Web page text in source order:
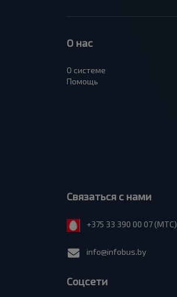
О нас
О системе
Помощь
Связаться с нами
+375 33 390 00 07 (МТС)
info@infobus.by
Соцсети